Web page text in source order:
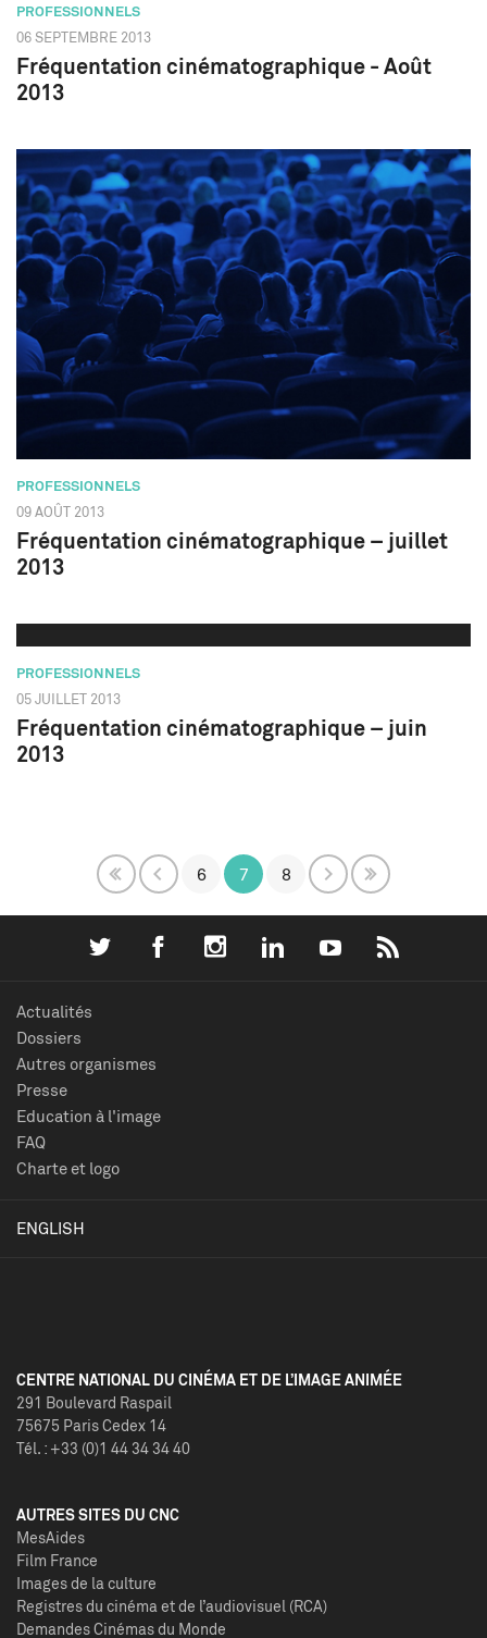
PROFESSIONNELS
06 SEPTEMBRE 2013
Fréquentation cinématographique - Août
2013
PROFESSIONNELS
09 AOÛT 2013
Fréquentation cinématographique – juillet
2013
PROFESSIONNELS
05 JUILLET 2013
Fréquentation cinématographique – juin
2013
6 7 8
Actualités
Dossiers
Autres organismes
Presse
Education à l'image
FAQ
Charte et logo
ENGLISH
CENTRE NATIONAL DU CINÉMA ET DE L’IMAGE ANIMÉE
291 Boulevard Raspail
75675 Paris Cedex 14
Tél. : +33 (0)1 44 34 34 40
AUTRES SITES DU CNC
MesAides
Film France
Images de la culture
Registres du cinéma et de l’audiovisuel (RCA)
Demandes Cinémas du Monde